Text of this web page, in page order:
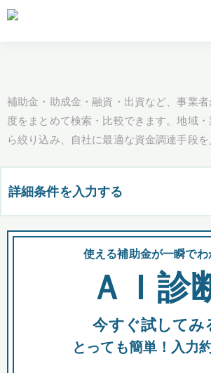
補助金・助成金・融資・出資など、事業者
度をまとめて検索・比較できます。地域
ら絞り込み、自社に最適な資金調達手段を
詳細条件を入力する
都道府県
全国の検索結果を含めて表示
助成金 融資 出資
使える補助金が一瞬でわ
ＡＩ診
今すぐ試してみ
とっても簡単！入力